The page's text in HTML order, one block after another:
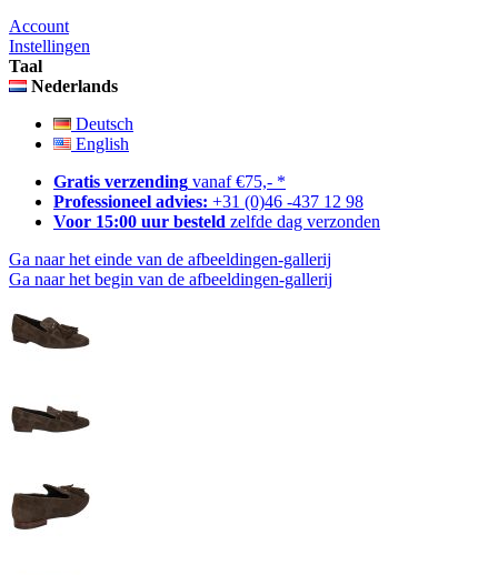
Account
Instellingen
Taal
Nederlands
Deutsch
English
Gratis verzending vanaf €75,- *
Professioneel advies: +31 (0)46 -437 12 98
Voor 15:00 uur besteld zelfde dag verzonden
Ga naar het einde van de afbeeldingen-gallerij
Ga naar het begin van de afbeeldingen-gallerij